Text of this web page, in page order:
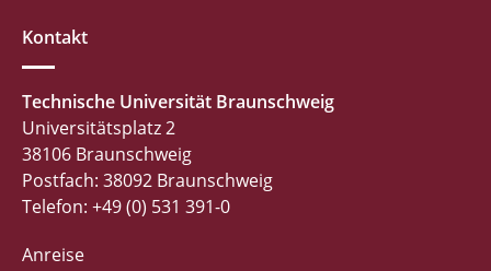
Kontakt
Technische Universität Braunschweig
Universitätsplatz 2
38106 Braunschweig
Postfach: 38092 Braunschweig
Telefon: +49 (0) 531 391-0
Anreise